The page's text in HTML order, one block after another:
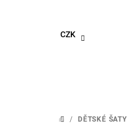
CZK
DOMŮ
/ DĚTSKÉ ŠATY